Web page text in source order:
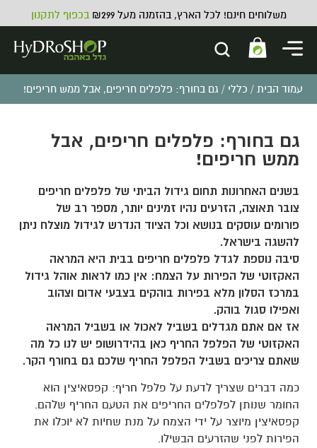
משלוחים חינם! לכל הארץ, בהזמנה מעל ₪299 בכפוף לתקנון
עמוד הבית / כללי / גם בחורף: פלפלים חריפים, אבל ממש חריפים!
גם בחורף: פלפלים חריפים, אבל
ממש חריפים!
בשנים האחרונות תחום גידול הביתי של פלפלים חריפים
צובר תאוצה, הזרעים נהיו זמינים יותר, מספר רב של
פורומים עוסקים בנושא וכל הציוד הנדרש לגידול מוצלח ניתן
להשגה בישראל.
סיבה נוספת לגדל פלפלים חריפים בבית היא המראה
האקזוטי של הפירות על הצמח: אין כמו לראות אוהל גידול
במרכז הסלון מלא בפירות בוהקים בצבעי אדום וצהוב
ואפילו סגול בוהק.
אז אם אתם מגדלים בשביל לאכול או בשביל המראה
האקזוטי של הפלפל החריף כאן בהידרושופ יש לנו כל מה
שאתם צריכים בשביל הפלפל החריף שלכם גם בחורף הקר.
כמה דברים שצריך לדעת על פלפל חריף: קפסאיצין הוא
החומר שנותן לפלפלים החריפים את הטעם החריף שלהם.
קפסאיצין מיוצר על ידי הצמח על מנת שחיות לא יוכלו את
הפירות לפני שהזרעים הבשילו.